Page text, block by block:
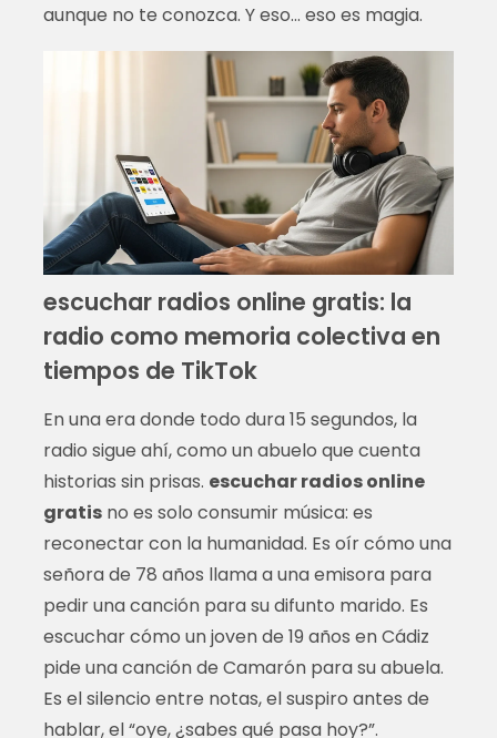
aunque no te conozca. Y eso… eso es magia.
escuchar radios online gratis: la
radio como memoria colectiva en
tiempos de TikTok
En una era donde todo dura 15 segundos, la
radio sigue ahí, como un abuelo que cuenta
historias sin prisas. escuchar radios online
gratisno es solo consumir música: es
reconectar con la humanidad. Es oír cómo una
señora de 78 años llama a una emisora para
pedir una canción para su difunto marido. Es
escuchar cómo un joven de 19 años en Cádiz
pide una canción de Camarón para su abuela.
Es el silencio entre notas, el suspiro antes de
hablar, el “oye, ¿sabes qué pasa hoy?”.